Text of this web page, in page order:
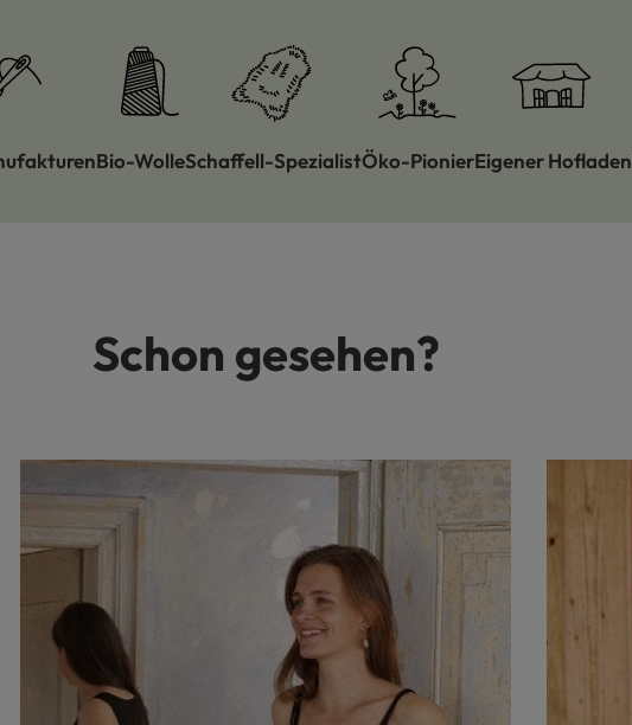
Bio-WolleSchaffell-SpezialistÖko-PionierEigener Hofladen
Schon gesehen?